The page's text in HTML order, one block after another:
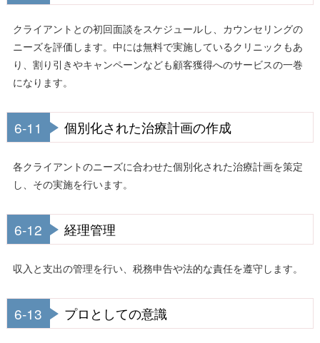
クライアントとの初回面談をスケジュールし、カウンセリングの
ニーズを評価します。中には無料で実施しているクリニックもあ
り、割り引きやキャンペーンなども顧客獲得へのサービスの一巻
になります。
6-11 個別化された治療計画の作成
各クライアントのニーズに合わせた個別化された治療計画を策定
し、その実施を行います。
6-12 経理管理
収入と支出の管理を行い、税務申告や法的な責任を遵守します。
6-13 プロとしての意識